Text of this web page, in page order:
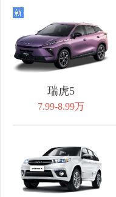
QQ冰淇淋 2024款 青
春版 205km 奶昔
获取底价
瑞虎5
7.99-8.99万